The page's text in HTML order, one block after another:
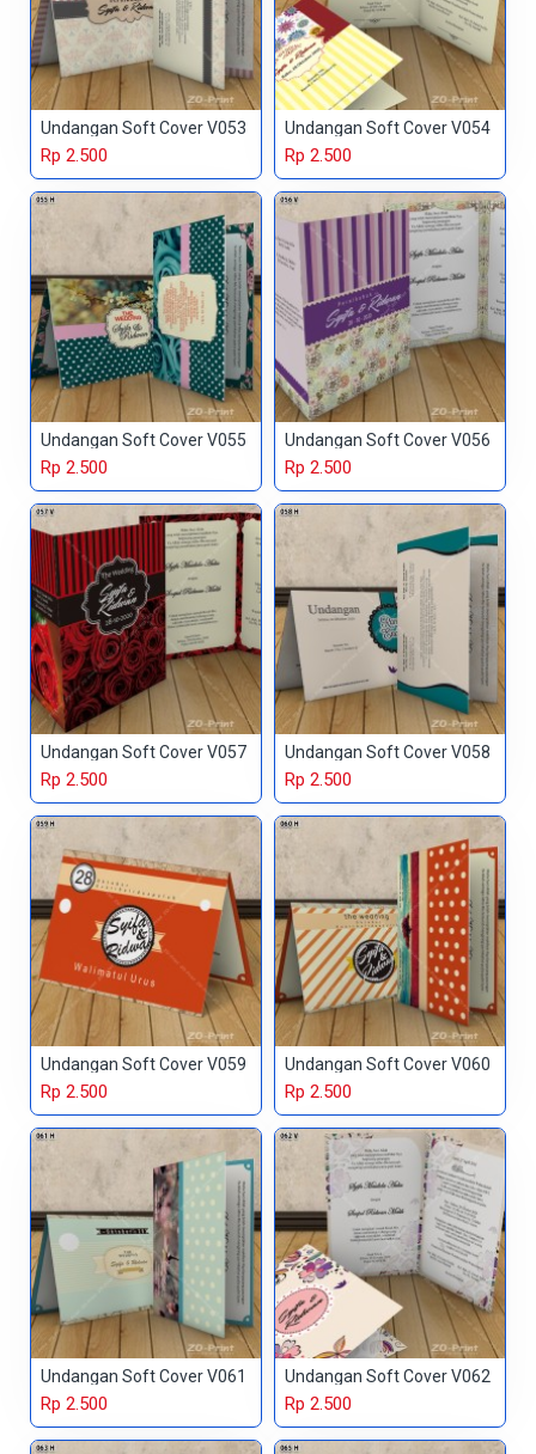
Undangan Soft Cover V053
Rp 2.500
Undangan Soft Cover V054
Rp 2.500
Undangan Soft Cover V055
Rp 2.500
Undangan Soft Cover V056
Rp 2.500
Undangan Soft Cover V057
Rp 2.500
Undangan Soft Cover V058
Rp 2.500
Undangan Soft Cover V059
Rp 2.500
Undangan Soft Cover V060
Rp 2.500
Undangan Soft Cover V061
Rp 2.500
Undangan Soft Cover V062
Rp 2.500